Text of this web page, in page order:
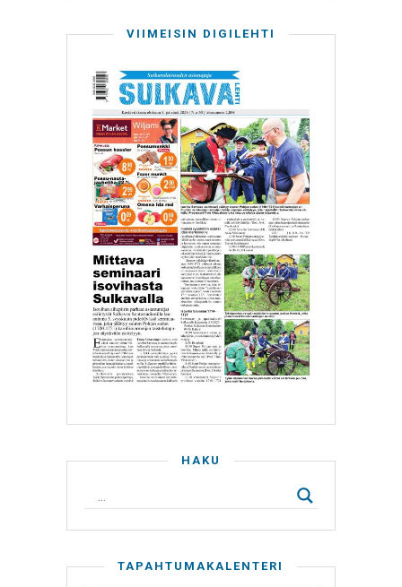
VIIMEISIN DIGILEHTI
HAKU
TAPAHTUMAKALENTERI